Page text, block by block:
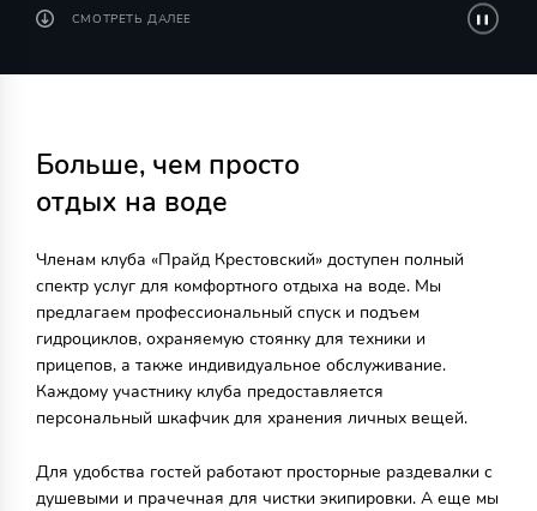
СМОТРЕТЬ ДАЛЕЕ
Больше, чем просто
отдых на воде
Членам клуба «Прайд Крестовский» доступен полный
спектр услуг для комфортного отдыха на воде. Мы
предлагаем профессиональный спуск и подъем
гидроциклов, охраняемую стоянку для техники и
прицепов, а также индивидуальное обслуживание.
Каждому участнику клуба предоставляется
персональный шкафчик для хранения личных вещей.
Для удобства гостей работают просторные раздевалки с
душевыми и прачечная для чистки экипировки. А еще мы